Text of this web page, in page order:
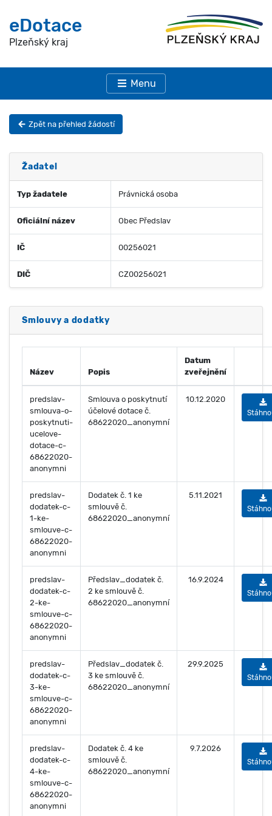
eDotace
Plzeňský kraj
Menu
Zpět na přehled žádostí
Žadatel
Typ žadatele Právnická osoba
Oficiální název Obec Předslav
IČ 00256021
DIČ CZ00256021
Smlouvy a dodatky
Název Popis
Datum
zveřejnění
predslav-
smlouva-o-
poskytnuti-
ucelove-
dotace-c-
68622020-
anonymni
Smlouva o poskytnutí
účelové dotace č.
68622020_anonymní
10.12.2020
predslav-
dodatek-c-
1-ke-
smlouve-c-
68622020-
anonymni
Dodatek č. 1 ke
smlouvě č.
68622020_anonymní
5.11.2021
predslav-
dodatek-c-
2-ke-
smlouve-c-
68622020-
anonymni
Předslav_dodatek č.
2 ke smlouvě č.
68622020_anonymní
16.9.2024
predslav-
dodatek-c-
3-ke-
smlouve-c-
68622020-
anonymni
Předslav_dodatek č.
3 ke smlouvě č.
68622020_anonymní
29.9.2025
predslav-
dodatek-c-
4-ke-
smlouve-c-
68622020-
anonymni
Dodatek č. 4 ke
smlouvě č.
68622020_anonymní
9.7.2026